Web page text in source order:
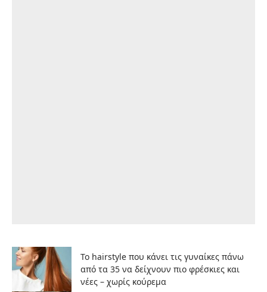
Το hairstyle που κάνει τις γυναίκες πάνω
από τα 35 να δείχνουν πιο φρέσκιες και
νέες – χωρίς κούρεμα